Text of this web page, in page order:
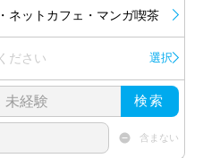
ネットカフェ・マンガ喫茶
ださい 選択
検索
含まない